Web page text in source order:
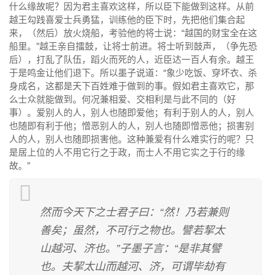
什么缘故呢？因为君主喜欢这样，所以臣下能做到这样。从前
越王勾践喜爱士兵勇猛，训练他的臣下时，先把他们集合起
来，（然后）放火烧船，考验他的将士说：“越国的财宝全在这
船里。”越王亲自擂鼓，让将士前进。将士听到鼓声，（争先恐
后），打乱了队伍，蹈火而死的人，近臣达一百人有余。越王
于是鸣金让他们退下。所以墨子说道：“象少吃饭、穿坏衣、杀
身成名，这都是天下百姓难于做到的事。假如君主喜欢它，那
么士众就能做到。何况兼相爱、交相利是与此不同的（好
事）。爱别人的人，别人也随即爱他；有利于别人的人，别人
也随即有利于他；憎恶别人的人，别人也随即憎恶他；损害别
人的人，别人也随即损害他。这种兼爱有什么难实行的呢？只
是居上位的人不用它行之于政，而士人不用它实之于行的缘
故。”
然而今天下之士君子曰：“然！乃若兼则
善矣；虽然，不可行之物也。譬若挈太
山越河、济也。”子墨子言：“是非其譬
也。夫挈太山而越河、济，可谓毕劫有